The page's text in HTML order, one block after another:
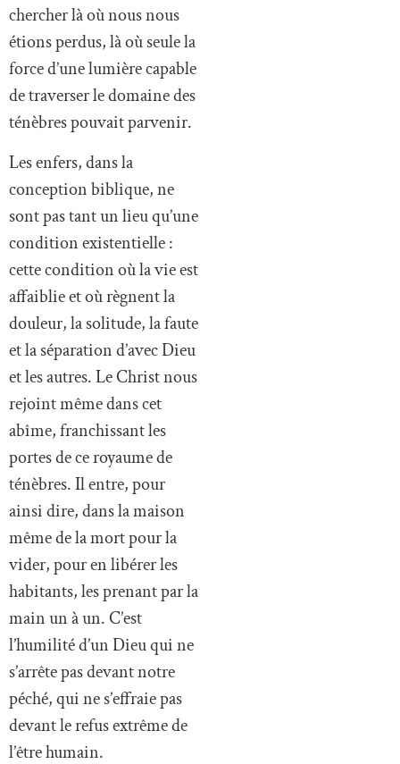
chercher là où nous nous
étions perdus, là où seule la
force d’une lumière capable
de traverser le domaine des
ténèbres pouvait parvenir.
Les enfers, dans la
conception biblique, ne
sont pas tant un lieu qu’une
condition existentielle :
cette condition où la vie est
affaiblie et où règnent la
douleur, la solitude, la faute
et la séparation d’avec Dieu
et les autres. Le Christ nous
rejoint même dans cet
abîme, franchissant les
portes de ce royaume de
ténèbres. Il entre, pour
ainsi dire, dans la maison
même de la mort pour la
vider, pour en libérer les
habitants, les prenant par la
main un à un. C’est
l’humilité d’un Dieu qui ne
s’arrête pas devant notre
péché, qui ne s’effraie pas
devant le refus extrême de
l’être humain.